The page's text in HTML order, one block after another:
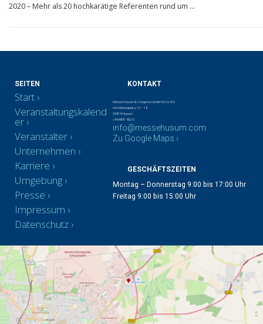
2020 – Mehr als 20 hochkarätige Referenten rund um …
SEITEN
Start
Veranstaltungskalend
er
Veranstalter
Unternehmen
Karriere
Umgebung
Presse
Impressum
Datenschutz
KONTAKT
Messe Husum & Congress GmbH & Co. KG
Am Messeplatz 12 – 18
25813 Husum
+49 4841 902-0
info@messehusum.com
Zu Google Maps ›
GESCHÄFTSZEITEN
Montag – Donnerstag 9:00 bis 17:00 Uhr
Freitag 9:00 bis 15:00 Uhr